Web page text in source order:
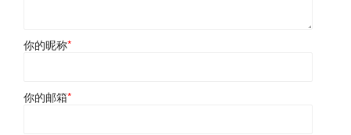
你的昵称*
你的邮箱*